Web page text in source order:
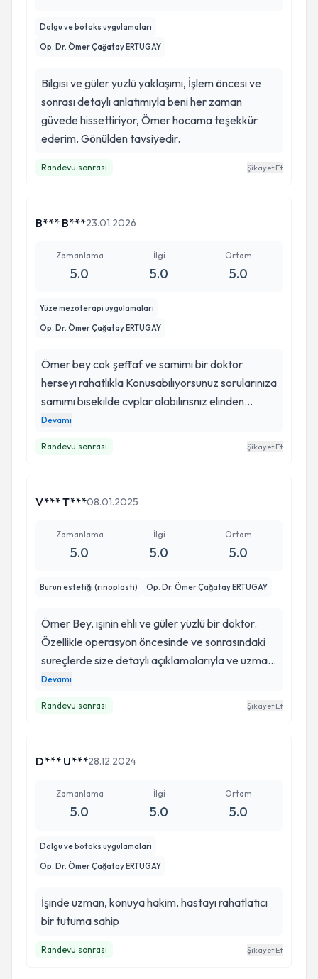
Dolgu ve botoks uygulamaları
Op. Dr. Ömer Çağatay ERTUGAY
Bilgisi ve güler yüzlü yaklaşımı, İşlem öncesi ve
sonrası detaylı anlatımıyla beni her zaman
güvede hissettiriyor, Ömer hocama teşekkür
ederim. Gönülden tavsiyedir.
Randevu sonrası Şikayet Et
B*** B***23.01.2026
Zamanlama
5.0
İlgi
5.0
Ortam
5.0
Yüze mezoterapi uygulamaları
Op. Dr. Ömer Çağatay ERTUGAY
Ömer bey cok şeffaf ve samimi bir doktor
herseyı rahatlıkla Konusabılıyorsunuz sorularınıza
samımı bısekılde cvplar alabılırısnız elinden
gelenın en ıyısını. Yaptıgına emınım cunku güven
Devamı
Randevu sonrası Şikayet Et
V*** T***08.01.2025
Zamanlama
5.0
İlgi
5.0
Ortam
5.0
Burun estetiği (rinoplasti) Op. Dr. Ömer Çağatay ERTUGAY
Ömer Bey, işinin ehli ve güler yüzlü bir doktor.
Özellikle operasyon öncesinde ve sonrasındaki
süreçlerde size detaylı açıklamalarıyla ve uzman
bakış açısıyla eşlik ediyor. Ömer Bey'in en takdir
Devamı
Randevu sonrası Şikayet Et
D*** U***28.12.2024
Zamanlama
5.0
İlgi
5.0
Ortam
5.0
Dolgu ve botoks uygulamaları
Op. Dr. Ömer Çağatay ERTUGAY
İşinde uzman, konuya hakim, hastayı rahatlatıcı
bir tutuma sahip
Randevu sonrası Şikayet Et